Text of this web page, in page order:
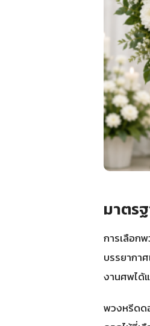
มาตร
การเลือก
บรรยากา
งานศพได้
พวงหรีดด